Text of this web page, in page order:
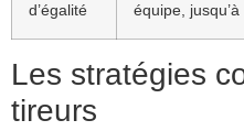
d’égalité
équipe,
Les stratégies
tireurs